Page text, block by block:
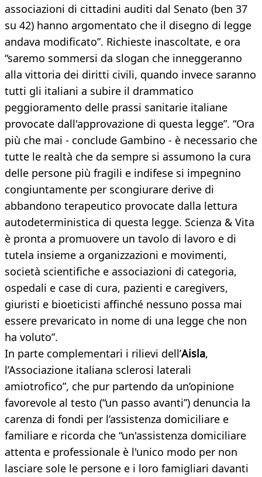
associazioni di cittadini auditi dal Senato (ben 37
su 42) hanno argomentato che il disegno di legge
andava modificato”. Richieste inascoltate, e ora
“saremo sommersi da slogan che inneggeranno
alla vittoria dei diritti civili, quando invece saranno
tutti gli italiani a subire il drammatico
peggioramento delle prassi sanitarie italiane
provocate dall'approvazione di questa legge”. “Ora
più che mai - conclude Gambino - è necessario che
tutte le realtà che da sempre si assumono la cura
delle persone più fragili e indifese si impegnino
congiuntamente per scongiurare derive di
abbandono terapeutico provocate dalla lettura
autodeterministica di questa legge. Scienza & Vita
è pronta a promuovere un tavolo di lavoro e di
tutela insieme a organizzazioni e movimenti,
società scientifiche e associazioni di categoria,
ospedali e case di cura, pazienti e caregivers,
giuristi e bioeticisti affinché nessuno possa mai
essere prevaricato in nome di una legge che non
ha voluto”.
In parte complementari i rilievi dell’Aisla,
l’Associazione italiana sclerosi laterali
amiotrofico”, che pur partendo da un’opinione
favorevole al testo (“un passo avanti”) denuncia la
carenza di fondi per l’assistenza domiciliare e
familiare e ricorda che “un'assistenza domiciliare
attenta e professionale è l'unico modo per non
lasciare sole le persone e i loro famigliari davanti